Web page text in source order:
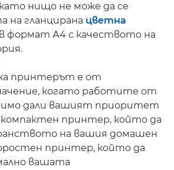
нищо не може да се
на гланцирана цветна
формат А4 с качеството на
принтерът е от
когато работите от
дали вашият приоритет
принтер, който да
на вашия домашен
принтер, който да
вашата